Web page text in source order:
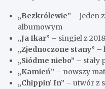
„Bezkrólewie” – jeden
albumowym
„Ja Ikar” – singiel z
„Zjednoczone stany” –
„Siódme niebo” – stały
„Kamień” – nowszy
„Chippin’ In” – utwór z